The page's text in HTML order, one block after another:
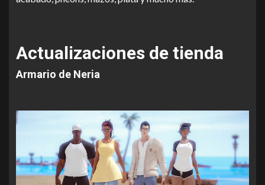
Actualizaciones de tienda
Armario de Neria